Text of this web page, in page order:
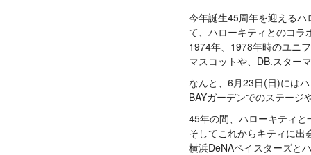
今年誕生45周年を迎える
て、ハローキティとのコ
1974年、1978年時のユニ
マスコットや、DB.スター
なんと、6月23日(日)には
BAYガーデンでのステージ
45年の間、ハローキティ
そしてこれからキティに出
横浜DeNAベイスターズと